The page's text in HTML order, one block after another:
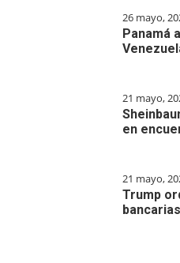
26 mayo,
Panamá
21 mayo,
en
21 mayo,
Trump